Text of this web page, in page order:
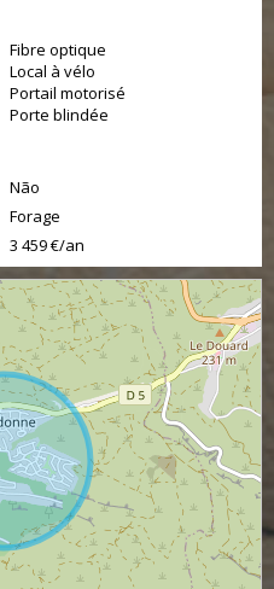
Fibre optique
Local à vélo
Portail motorisé
Porte blindée
Não
Forage
3 459 €/an